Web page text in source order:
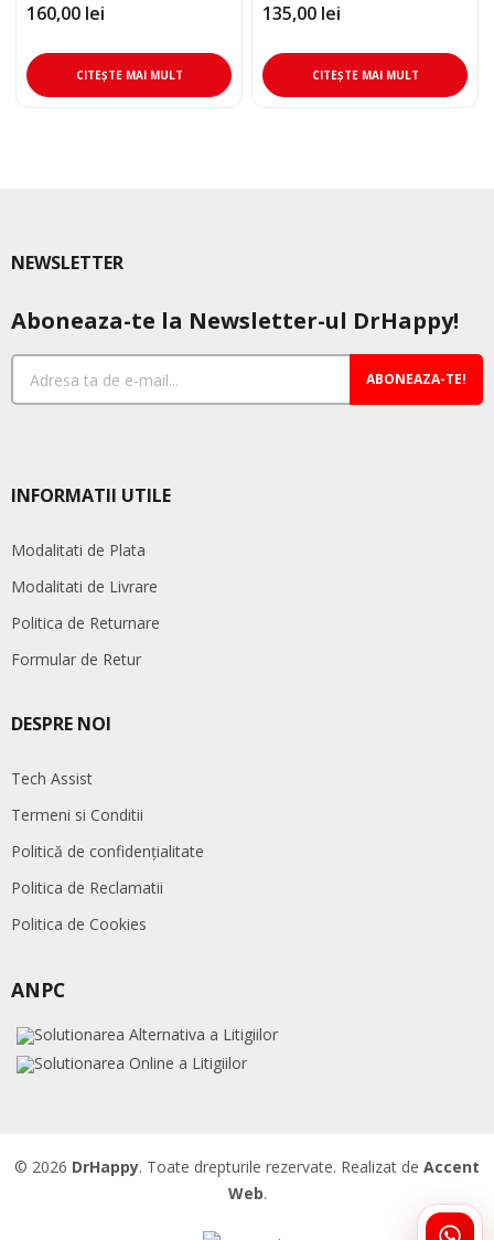
160,00 lei
CITEȘTE MAI MULT
135,00 lei
CITEȘTE MAI MULT
NEWSLETTER
Aboneaza-te la Newsletter-ul DrHappy!
ABONEAZA-TE!
INFORMATII UTILE
Modalitati de Plata
Modalitati de Livrare
Politica de Returnare
Formular de Retur
DESPRE NOI
Tech Assist
Termeni si Conditii
Politică de confidențialitate
Politica de Reclamatii
Politica de Cookies
ANPC
© 2026 DrHappy. Toate drepturile rezervate. Realizat de Accent
Web.